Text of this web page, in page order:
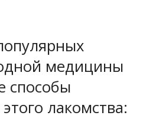
медицины
способы
лакомства: